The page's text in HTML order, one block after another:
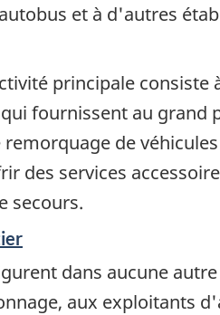
et à d'autres
principale
fournissent au grand
de
des services
secours.
dans aucune
aux exploitants